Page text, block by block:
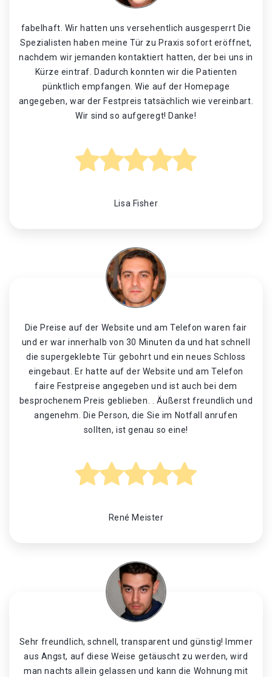
fabelhaft. Wir hatten uns versehentlich ausgesperrt Die
Spezialisten haben meine Tür zu Praxis sofort eröffnet,
nachdem wir jemanden kontaktiert hatten, der bei uns in
Kürze eintraf. Dadurch konnten wir die Patienten
pünktlich empfangen. Wie auf der Homepage
angegeben, war der Festpreis tatsächlich wie vereinbart.
Wir sind so aufgeregt! Danke!
Lisa Fisher
Die Preise auf der Website und am Telefon waren fair
und er war innerhalb von 30 Minuten da und hat schnell
die supergeklebte Tür gebohrt und ein neues Schloss
eingebaut. Er hatte auf der Website und am Telefon
faire Festpreise angegeben und ist auch bei dem
besprochenem Preis geblieben. . Äußerst freundlich und
angenehm. Die Person, die Sie im Notfall anrufen
sollten, ist genau so eine!
René Meister
Sehr freundlich, schnell, transparent und günstig! Immer
aus Angst, auf diese Weise getäuscht zu werden, wird
man nachts allein gelassen und kann die Wohnung mit